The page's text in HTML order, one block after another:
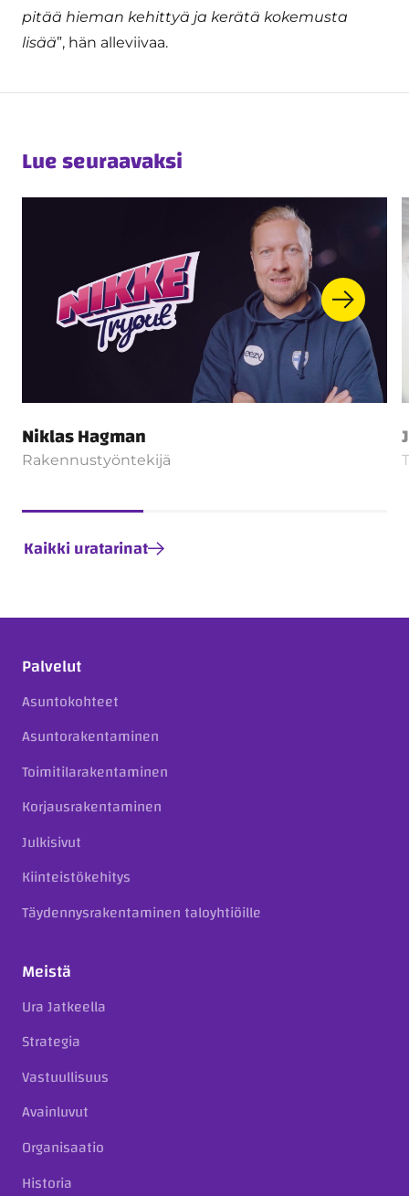
pitää hieman kehittyä ja kerätä kokemusta
lisää”, hän alleviivaa.
Lue seuraavaksi
Niklas Hagman
Rakennustyöntekijä
Kaikki uratarinat
Palvelut
Asuntokohteet
Asuntorakentaminen
Toimitilarakentaminen
Korjausrakentaminen
Julkisivut
Kiinteistökehitys
Täydennysrakentaminen taloyhtiöille
Meistä
Ura Jatkeella
Strategia
Vastuullisuus
Avainluvut
Organisaatio
Historia